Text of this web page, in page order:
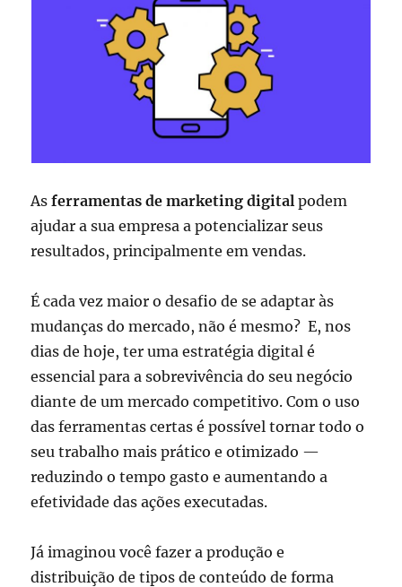
Asferramentas de marketing digital podem
ajudar a sua empresa a potencializar seus
resultados, principalmente em vendas.
É cada vez maior o desafio de se adaptar às
mudanças do mercado, não é mesmo? E, nos
dias de hoje, ter uma estratégia digital é
essencial para a sobrevivência do seu negócio
diante de um mercado competitivo. Com o uso
das ferramentas certas é possível tornar todo o
seu trabalho mais prático e otimizado —
reduzindo o tempo gasto e aumentando a
efetividade das ações executadas.
Já imaginou você fazer a produção e
distribuição de tipos de conteúdo de forma